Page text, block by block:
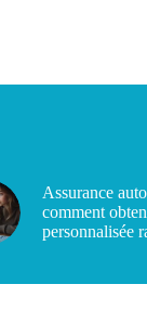
Assurance
comment
personnalisée